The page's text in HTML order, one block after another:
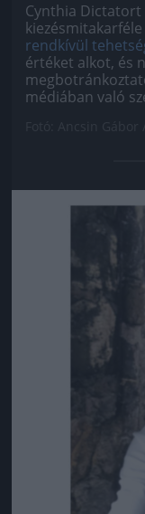
Cynthia
rendkívül
értéket alkot, és
médiában való